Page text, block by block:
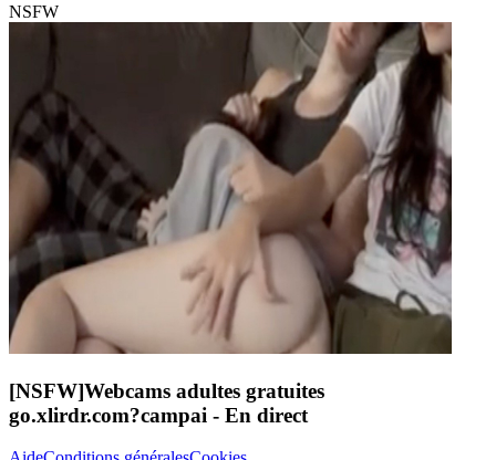
NSFW
[NSFW]Webcams adultes gratuites
go.xlirdr.com?campai - En direct